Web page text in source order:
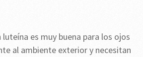
es muy buena para los ojos
al ambiente exterior y necesitan